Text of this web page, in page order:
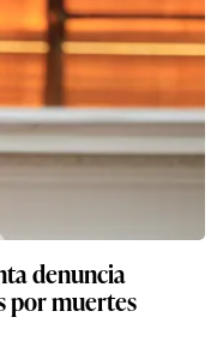
denuncia
por muertes